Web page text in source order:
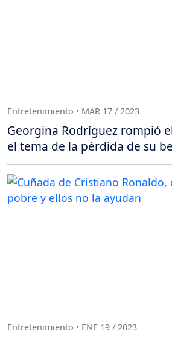
Entretenimiento • MAR 17 / 2023
Georgina Rodríguez rompió
el tema de la pérdida de su
Entretenimiento • ENE 19 / 2023